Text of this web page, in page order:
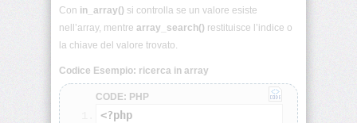
PHP:
oggetti
PHP:
Visibilità
ed
ereditarietà
Con in_array() si controlla se un valore esiste
nell’array, mentre array_search() restituisce l’indice o
la chiave del valore trovato.
Codice Esempio: ricerca in array
CODE: PHP
<?php